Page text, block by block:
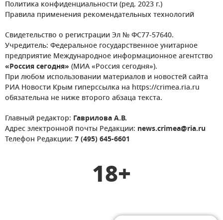
Политика конфиденциальности (ред. 2023 г.)
Правила применения рекомендательных технологий
Свидетельство о регистрации Эл № ФС77-57640.
Учредитель: Федеральное государственное унитарное
предприятие Международное информационное агентство
«Россия сегодня» (МИА «Россия сегодня»).
При любом использовании материалов и новостей сайта
РИА Новости Крым гиперссылка на https://crimea.ria.ru
обязательна не ниже второго абзаца текста.
Главный редактор: Гаврилова А.В.
Адрес электронной почты Редакции: news.crimea@ria.ru
Телефон Редакции: 7 (495) 645-6601
18+